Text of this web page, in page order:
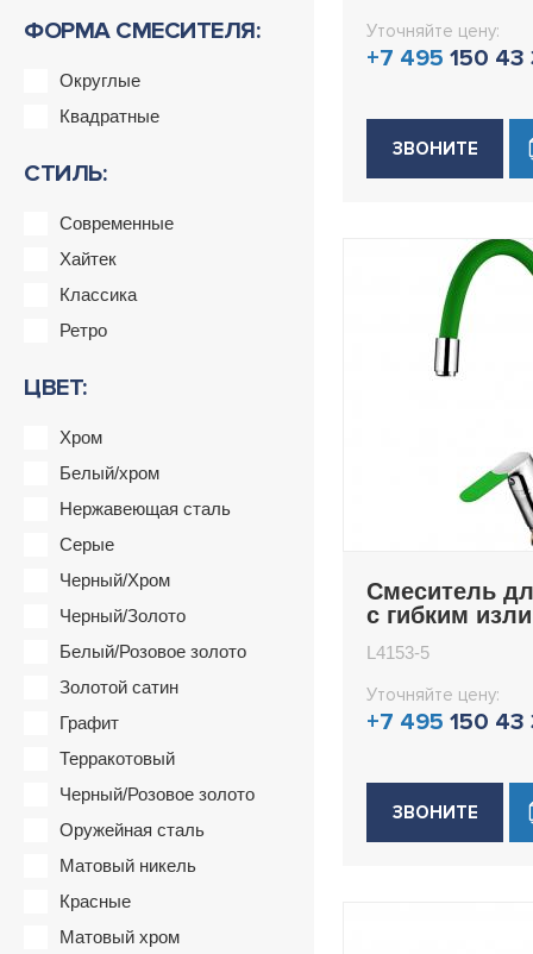
ФОРМА СМЕСИТЕЛЯ:
Округлые
Квадратные
СТИЛЬ:
Современные
Хайтек
Классика
Ретро
ЦВЕТ:
Хром
Белый/хром
Нержавеющая сталь
Серые
Черный/Хром
Черный/Золото
Белый/Розовое золото
Золотой сатин
Графит
Терракотовый
Черный/Розовое золото
Оружейная сталь
Матовый никель
Красные
Матовый хром
Уточняйте цену:
+7 495 150 43
ЗВОНИТЕ
Смеситель
с гибким
L4153-5
Уточняйте цену:
+7 495 150 43
ЗВОНИТЕ